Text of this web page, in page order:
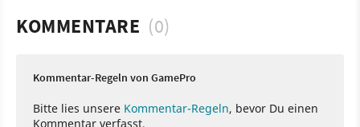
KOMMENTARE (0)
Kommentar-Regeln von GamePro
Bitte lies unsere Kommentar-Regeln, bevor Du einen
Kommentar verfasst.